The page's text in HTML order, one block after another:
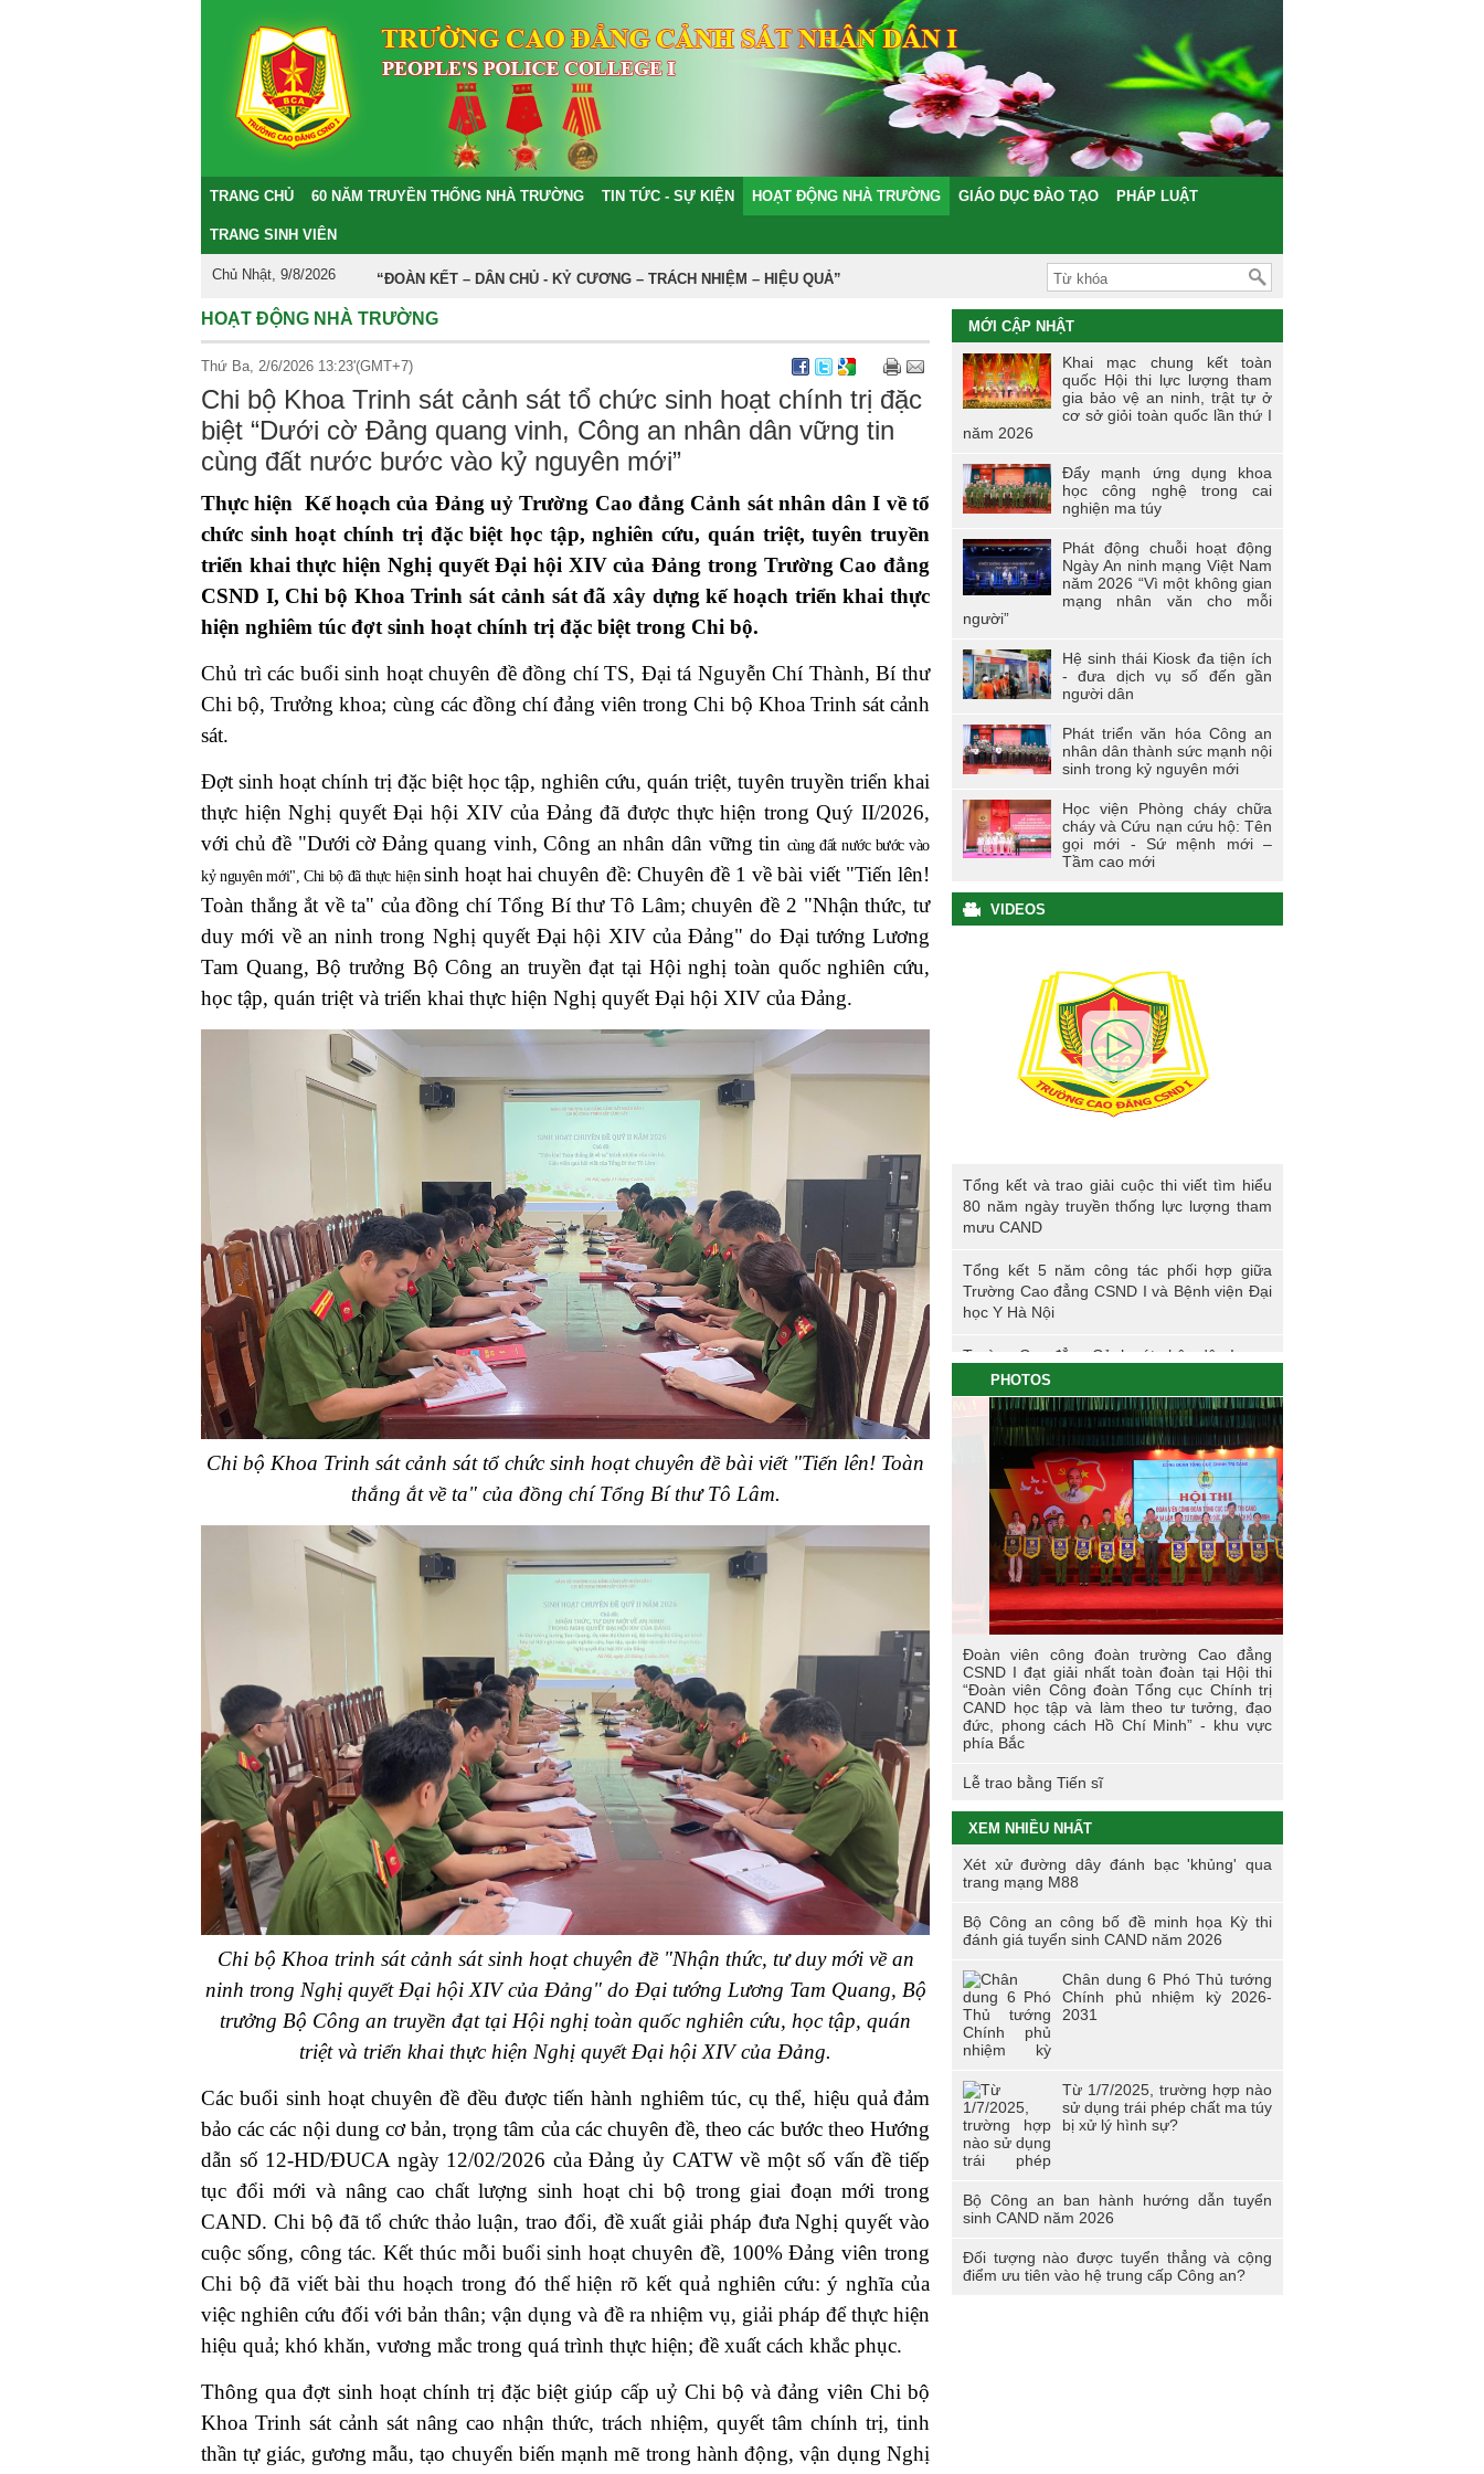
TRANG CHỦ 60 NĂM TRUYỀN THỐNG NHÀ TRƯỜNG TIN TỨC - SỰ KIỆN HOẠT ĐỘNG NHÀ TRƯỜNG GIÁO DỤC ĐÀO TẠO PHÁP LUẬT
TRANG SINH VIÊN
Chủ Nhật, 9/8/2026 “ĐOÀN KẾT – DÂN CHỦ - KỶ CƯƠNG – TRÁCH NHIỆM – HIỆU QUẢ”
HOẠT ĐỘNG NHÀ TRƯỜNG
Thứ Ba, 2/6/2026 13:23'(GMT+7)
Chi bộ Khoa Trinh sát cảnh sát tổ chức sinh hoạt chính trị đặc
biệt “Dưới cờ Đảng quang vinh, Công an nhân dân vững tin
cùng đất nước bước vào kỷ nguyên mới”
Thực hiện Kế hoạch của Đảng uỷ Trường Cao đẳng Cảnh sát nhân dân I về tổ
chức sinh hoạt chính trị đặc biệt học tập, nghiên cứu, quán triệt, tuyên truyền
triển khai thực hiện Nghị quyết Đại hội XIV của Đảng trong Trường Cao đẳng
CSND I, Chi bộ Khoa Trinh sát cảnh sát đã xây dựng kế hoạch triển khai thực
hiện nghiêm túc đợt sinh hoạt chính trị đặc biệt trong Chi bộ.
Chủ trì các buổi sinh hoạt chuyên đề đồng chí TS, Đại tá Nguyễn Chí Thành, Bí thư
Chi bộ, Trưởng khoa; cùng các đồng chí đảng viên trong Chi bộ Khoa Trinh sát cảnh
sát.
Đợt sinh hoạt chính trị đặc biệt học tập, nghiên cứu, quán triệt, tuyên truyền triển khai
thực hiện Nghị quyết Đại hội XIV của Đảng đã được thực hiện trong Quý II/2026,
với chủ đề "Dưới cờ Đảng quang vinh, Công an nhân dân vững tin cùng đất nước bước vào
kỷ nguyên mới", Chi bộ đã thực hiện sinh hoạt hai chuyên đề: Chuyên đề 1 về bài viết "Tiến lên!
Toàn thắng ắt về ta" của đồng chí Tổng Bí thư Tô Lâm; chuyên đề 2 "Nhận thức, tư
duy mới về an ninh trong Nghị quyết Đại hội XIV của Đảng" do Đại tướng Lương
Tam Quang, Bộ trưởng Bộ Công an truyền đạt tại Hội nghị toàn quốc nghiên cứu,
học tập, quán triệt và triển khai thực hiện Nghị quyết Đại hội XIV của Đảng.
Chi bộ Khoa Trinh sát cảnh sát tổ chức sinh hoạt chuyên đề bài viết "Tiến lên! Toàn
thắng ắt về ta" của đồng chí Tổng Bí thư Tô Lâm.
Chi bộ Khoa trinh sát cảnh sát sinh hoạt chuyên đề "Nhận thức, tư duy mới về an
ninh trong Nghị quyết Đại hội XIV của Đảng" do Đại tướng Lương Tam Quang, Bộ
trưởng Bộ Công an truyền đạt tại Hội nghị toàn quốc nghiên cứu, học tập, quán
triệt và triển khai thực hiện Nghị quyết Đại hội XIV của Đảng.
Các buổi sinh hoạt chuyên đề đều được tiến hành nghiêm túc, cụ thể, hiệu quả đảm
bảo các các nội dung cơ bản, trọng tâm của các chuyên đề, theo các bước theo Hướng
dẫn số 12-HD/ĐUCA ngày 12/02/2026 của Đảng ủy CATW về một số vấn đề tiếp
tục đổi mới và nâng cao chất lượng sinh hoạt chi bộ trong giai đoạn mới trong
CAND. Chi bộ đã tổ chức thảo luận, trao đổi, đề xuất giải pháp đưa Nghị quyết vào
cuộc sống, công tác. Kết thúc mỗi buổi sinh hoạt chuyên đề, 100% Đảng viên trong
Chi bộ đã viết bài thu hoạch trong đó thể hiện rõ kết quả nghiên cứu: ý nghĩa của
việc nghiên cứu đối với bản thân; vận dụng và đề ra nhiệm vụ, giải pháp để thực hiện
hiệu quả; khó khăn, vương mắc trong quá trình thực hiện; đề xuất cách khắc phục.
Thông qua đợt sinh hoạt chính trị đặc biệt giúp cấp uỷ Chi bộ và đảng viên Chi bộ
Khoa Trinh sát cảnh sát nâng cao nhận thức, trách nhiệm, quyết tâm chính trị, tinh
thần tự giác, gương mẫu, tạo chuyển biến mạnh mẽ trong hành động, vận dụng Nghị
MỚI CẬP NHẬT
Khai mạc chung kết toàn
quốc Hội thi lực lượng tham
gia bảo vệ an ninh, trật tự ở
cơ sở giỏi toàn quốc lần thứ I
năm 2026
Đẩy mạnh ứng dụng khoa
học công nghệ trong cai
nghiện ma túy
Phát động chuỗi hoạt động
Ngày An ninh mạng Việt Nam
năm 2026 “Vì một không gian
mạng nhân văn cho mỗi
người”
Hệ sinh thái Kiosk đa tiện ích
- đưa dịch vụ số đến gần
người dân
Phát triển văn hóa Công an
nhân dân thành sức mạnh nội
sinh trong kỷ nguyên mới
Học viện Phòng cháy chữa
cháy và Cứu nạn cứu hộ: Tên
gọi mới - Sứ mệnh mới –
Tầm cao mới
VIDEOS
năm ngày truyền thống lực lượng tham mưu
CAND
Tổng kết và trao giải cuộc thi viết tìm hiểu
80 năm ngày truyền thống lực lượng tham
mưu CAND
Tổng kết 5 năm công tác phối hợp giữa
Trường Cao đẳng CSND I và Bệnh viện Đại
học Y Hà Nội
Trường Cao đẳng Cảnh sát nhân dân I
Phóng sự nhập học khoá K61S
Tổng kết hoạt động thực tế đợt I - K60S
Các sự kiện tiêu biểu của Tuổi trẻ Nhà
trường năm học 2023-2024
TÔI LÀM CÔNG AN XÃ
Hoạt động thực tế chính trị của cán bộ, học
viên tại Hoà Bình
Hội thi tìm hiểu, sáng kiến về phòng, chống
tác hại của thuốc lá trong tuổi trẻ Trường
Cao đẳng Cảnh sát nhân dân I
Tuổi trẻ Trường Cao đẳng CSND I tích cực
PHOTOS
Đoàn viên công đoàn trường Cao đẳng
CSND I đạt giải nhất toàn đoàn tại Hội thi
“Đoàn viên Công đoàn Tổng cục Chính trị
CAND học tập và làm theo tư tưởng, đạo
đức, phong cách Hồ Chí Minh” - khu vực
phía Bắc
Lễ trao bằng Tiến sĩ
XEM NHIỀU NHẤT
Xét xử đường dây đánh bạc 'khủng' qua
trang mạng M88
Bộ Công an công bố đề minh họa Kỳ thi
đánh giá tuyển sinh CAND năm 2026
Chân dung 6 Phó Thủ tướng
Chính phủ nhiệm kỳ 2026-
2031
Từ 1/7/2025, trường hợp nào
sử dụng trái phép chất ma túy
bị xử lý hình sự?
Bộ Công an ban hành hướng dẫn tuyển
sinh CAND năm 2026
Đối tượng nào được tuyển thẳng và cộng
điểm ưu tiên vào hệ trung cấp Công an?